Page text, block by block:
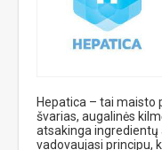
Hepatica – tai maisto
švarias, augalinės
atsakinga ingredientų
vadovaujasi principu,